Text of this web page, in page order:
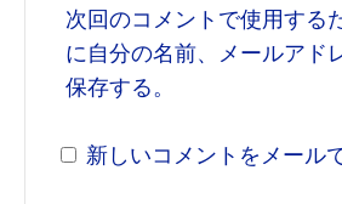
次回のコメントで使用する
に自分の名前、メールアド
保存する。
新しいコメントをメール